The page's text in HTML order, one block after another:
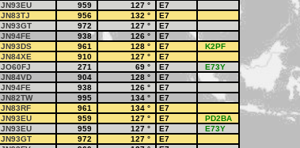
JN93EU 959 127 °
E7
JN83TJ 956 132 °
E7
JN93GT 972 127 °
E7
JN94FE 938 126 °
E7
JN93DS 961 128 ° E7
K2PF
JN84XE 910 127 °
E7
JO60FJ 271 69 ° E7
E73Y
JN84VD 904 128 °
E7
JN94FE 938 126 °
E7
JN82TW 995 134 °
E7
JN83RF 961 134 °
E7
JN93EU 959 127 ° E7
PD2BA
JN93EU 959 127 ° E7
E73Y
JN93GT 972 127 °
E7